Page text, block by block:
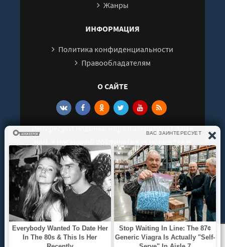
Жанры
ИНФОРМАЦИЯ
Политика конфиденциальности
Правообладателям
О САЙТЕ
Интересуют новинки мира литературы? Вам к
старые аудиокниги. Выбрать и поделиться с
друзьями лучшими аудиокнигами!
© 2021 - 2026 kniga-audio.net. Все права
защищены.